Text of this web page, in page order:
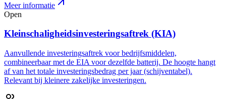
Meer informatie
Open
Kleinschaligheidsinvesteringsaftrek (KIA)
Aanvullende investeringsaftrek voor bedrijfsmiddelen,
combineerbaar met de EIA voor dezelfde batterij. De hoogte hangt
af van het totale investeringsbedrag per jaar (schijventabel).
Relevant bij kleinere zakelijke investeringen.